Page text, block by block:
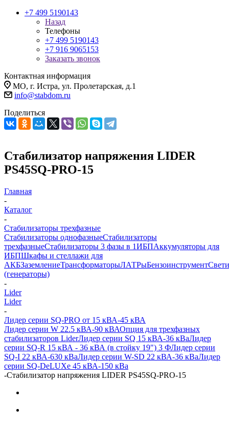
+7 499 5190143
Назад
Телефоны
+7 499 5190143
+7 916 9065153
Заказать звонок
Контактная информация
МО, г. Истра, ул. Пролетарская, д.1
info@stabdom.ru
Поделиться
Стабилизатор напряжения LIDER
PS45SQ-PRO-15
Главная
-
Каталог
-
Стабилизаторы трехфазные
Стабилизаторы однофазныеСтабилизаторы
трехфазныеСтабилизаторы 3 фазы в 1ИБПАккумуляторы для
ИБПШкафы и стеллажи для
АКБЗаземлениеТрансформаторыЛАТРыБензоинструмент
(генераторы)
-
Lider
Lider
-
Лидер серии SQ-PRO от 15 кВА-45 кВА
Лидер серии W 22.5 кВА-90 кВАОпция для трехфазных
стабилизаторов LiderЛидер серии SQ 15 кВА-36 кВаЛидер
серии SQ-R 15 кВА - 36 кВА (в стойку 19") 3 ФЛидер серии
SQ-I 22 кВА-630 кВаЛидер серии W-SD 22 кВА-36 кВаЛидер
серии SQ-DeLUXe 45 кВА-150 кВа
-Стабилизатор напряжения LIDER PS45SQ-PRO-15